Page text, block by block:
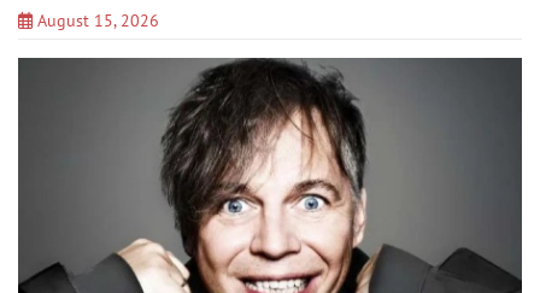
August 15, 2026